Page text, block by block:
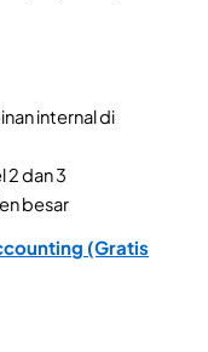
internal di
2 dan 3
besar
(Gratis